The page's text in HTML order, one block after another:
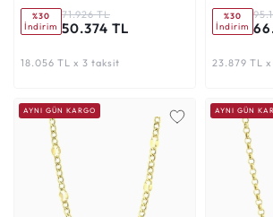
%30
İndirim
71.926 TL
50.374 TL
18.056 TL x 3 taksit
%30
İndirim
23.879 TL
AYNI GÜN KARGO AYNI GÜN